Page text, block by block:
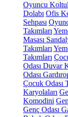
Oyuncu
Dolabı Ofis
Sehpası
Takımları
Masası
Takımları
Takımları
Odası Duvar
Odası
Çocuk Odası
Karyolaları
Komodini
Genç Odası